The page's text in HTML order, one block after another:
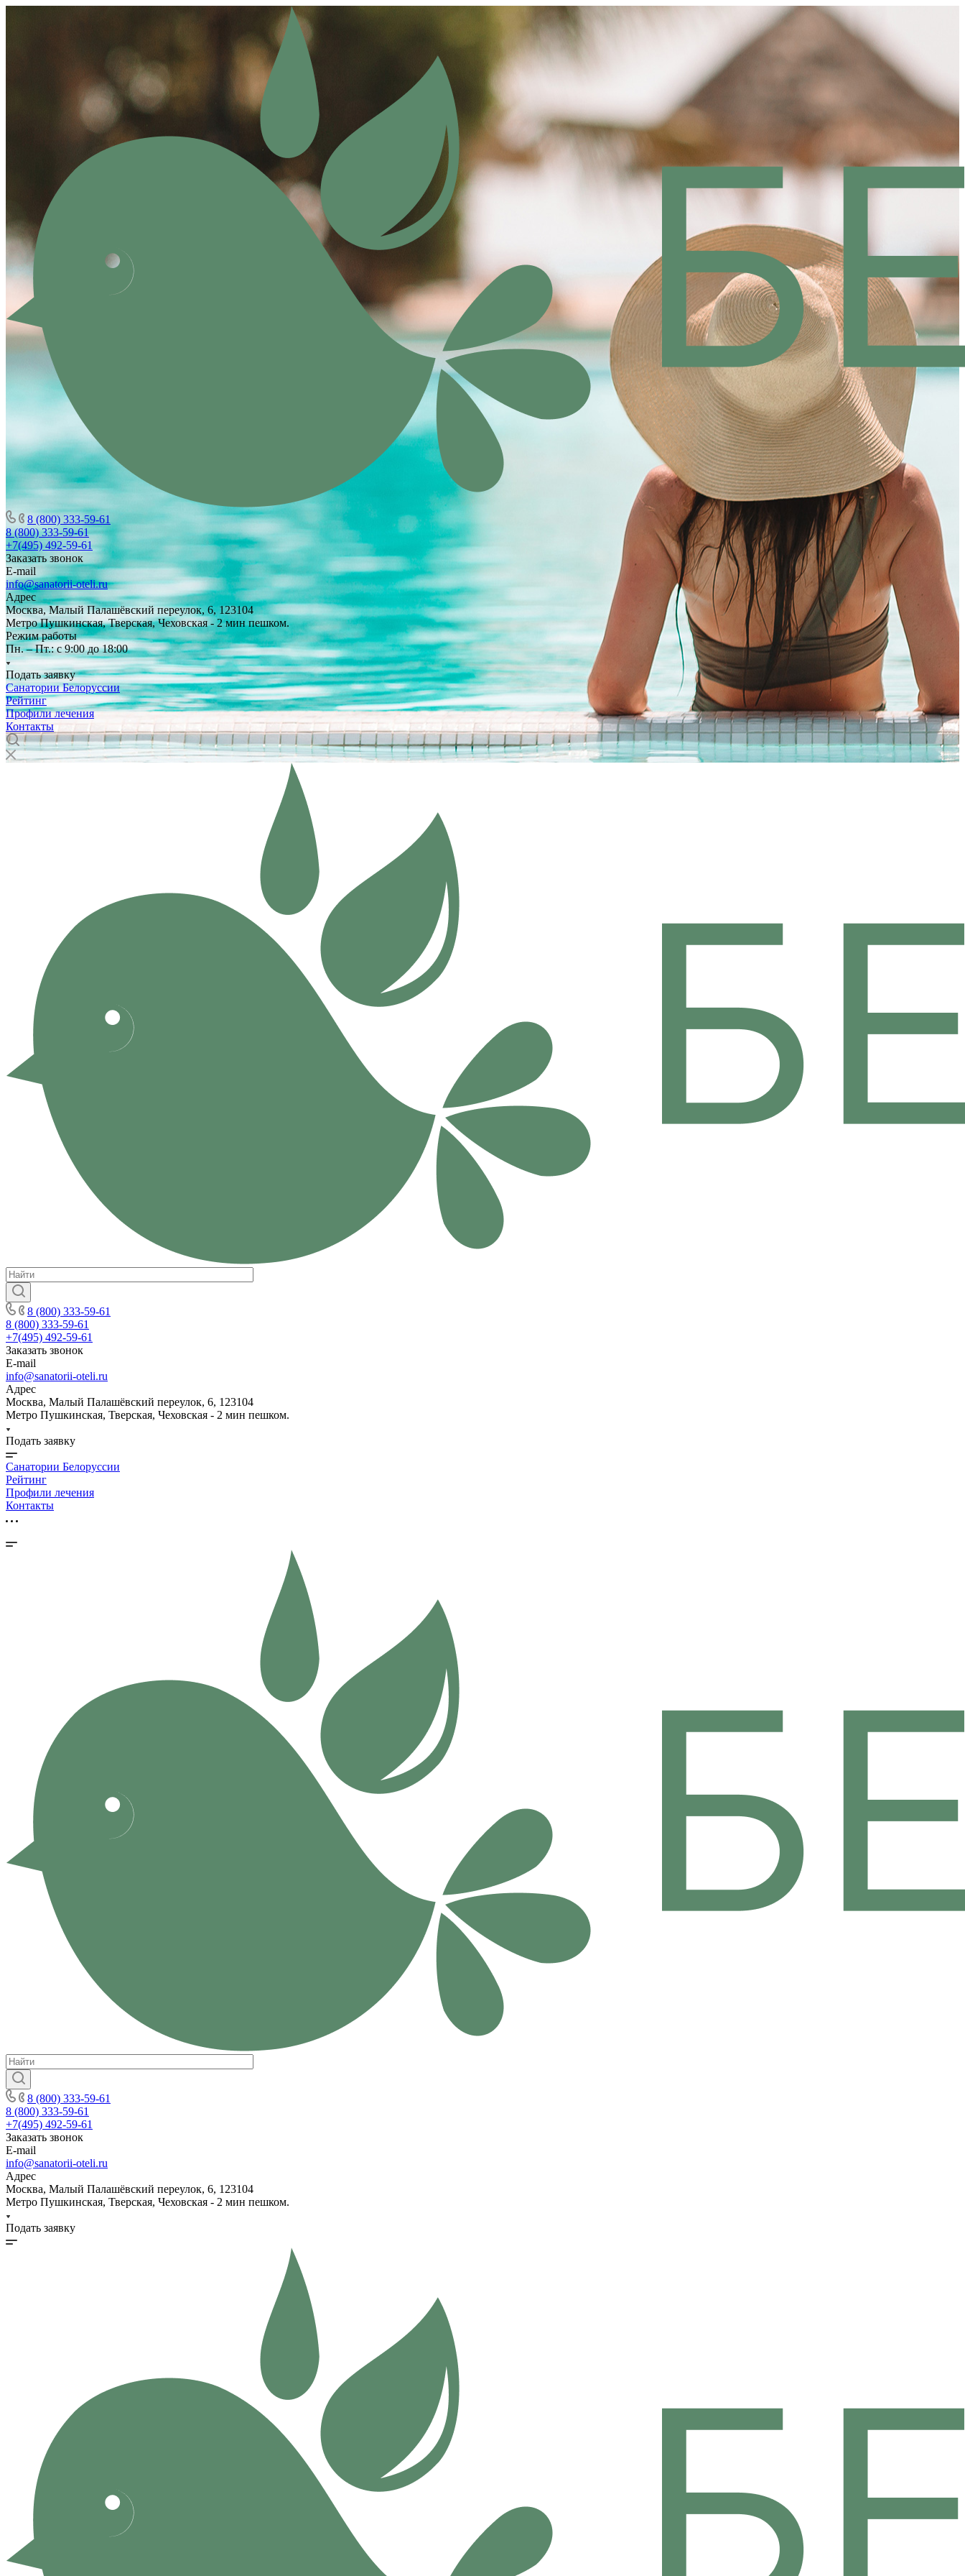
8 (800) 333-59-61
8 (800) 333-59-61
+7(495) 492-59-61
Заказать звонок
E-mail
info@sanatorii-oteli.ru
Адрес
Москва, Малый Палашёвский переулок, 6, 123104
Метро Пушкинская, Тверская, Чеховская - 2 мин пешком.
Режим работы
Пн. – Пт.: с 9:00 до 18:00
Подать заявку
Санатории Белоруссии
Рейтинг
Профили лечения
Контакты
8 (800) 333-59-61
8 (800) 333-59-61
+7(495) 492-59-61
Заказать звонок
E-mail
info@sanatorii-oteli.ru
Адрес
Москва, Малый Палашёвский переулок, 6, 123104
Метро Пушкинская, Тверская, Чеховская - 2 мин пешком.
Подать заявку
Санатории Белоруссии
Рейтинг
Профили лечения
Контакты
8 (800) 333-59-61
8 (800) 333-59-61
+7(495) 492-59-61
Заказать звонок
E-mail
info@sanatorii-oteli.ru
Адрес
Москва, Малый Палашёвский переулок, 6, 123104
Метро Пушкинская, Тверская, Чеховская - 2 мин пешком.
Подать заявку